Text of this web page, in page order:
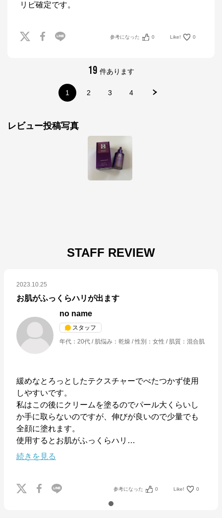
リピ確定です。
参考になった 0 Like! 0
19 件あります
1 2 3 4
レビュー投稿写真
STAFF REVIEW
2023.10.25
お肌がふっくらハリが出ます
no name
スタッフ
年代 ： 20代 肌悩み ： 乾燥 性別 ： 女性 肌質 ： 混合肌
緩めなとろっとしたテクスチャーでべたつかず使用
しやすいです。
私はこの後にクリームを塗るのでパール大くらいし
か手に取らないのですが、伸びが良いので少量でも
全顔に塗れます。
使用するとお肌がふっくらハリ …
続きを見る
参考になった 0 Like! 0
ミシャジャパン
公式ECサイト
からのコメント
MISSHA JAPAN公式オンラインショップ